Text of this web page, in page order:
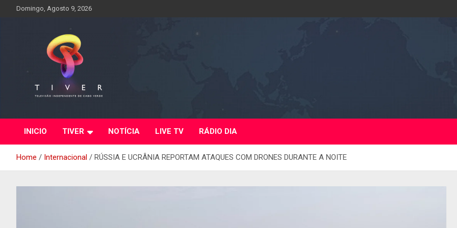
Domingo, Agosto 9, 2026
INICIO TIVER NOTÍCIA LIVE TV RÁDIO DIA
Home Internacional RÚSSIA E UCRÂNIA REPORTAM ATAQUES COM DRONES DURANTE A NOITE